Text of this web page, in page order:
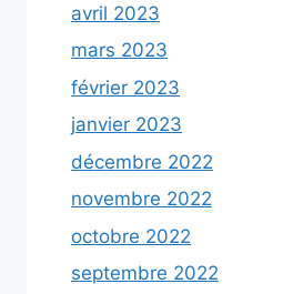
avril 2023
mars 2023
février 2023
janvier 2023
décembre 2022
novembre 2022
octobre 2022
septembre 2022